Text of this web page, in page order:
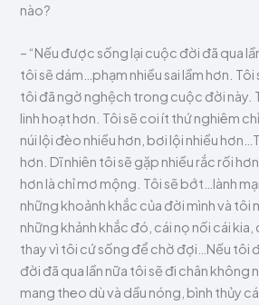
nào?
– “Nếu được sống lại cuộc đời đã qua
tôi sẽ dám…phạm nhiều sai lầm hơn.
tôi đã ngờ nghệch trong cuộc đời này.
linh hoạt hơn. Tôi sẽ coi ít thứ nghiêm
núi lội đèo nhiều hơn, bơi lội nhiều
hơn. Dĩ nhiên tôi sẽ gặp nhiều rắc rối
hơn là chỉ mơ mộng. Tôi sẽ bớt…lành
những khoảnh khắc của đời mình và tôi
những khảnh khắc đó, cái nọ nối cái kia,
thay vì tôi cứ sống để chờ đợi…Nếu tôi
đời đã qua lần nữa tôi sẽ đi chân không
mang theo dù và dầu nóng, bình thủy